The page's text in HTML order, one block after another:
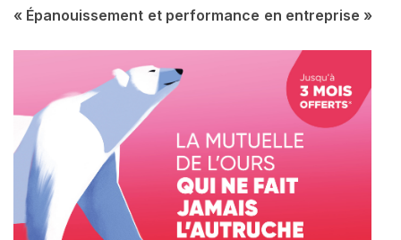
« Épanouissement et performance en entreprise »